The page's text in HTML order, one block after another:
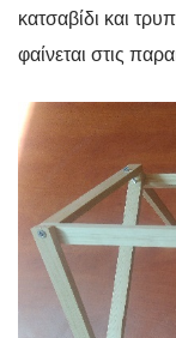
κατσαβίδι και
φαίνεται στις